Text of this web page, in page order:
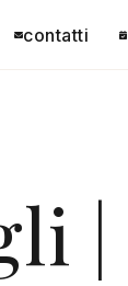
contatti
|